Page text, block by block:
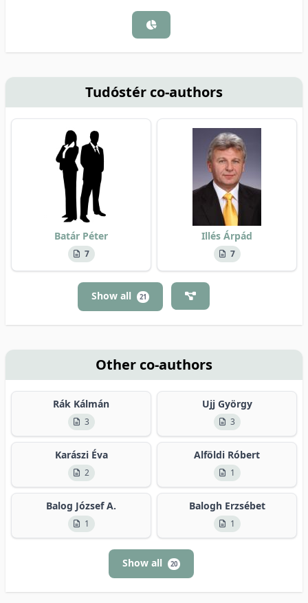
Tudóstér co-authors
Batár Péter
7
Illés Árpád
7
Show all 21
Other co-authors
Rák Kálmán
3
Ujj György
3
Karászi Éva
2
Alföldi Róbert
1
Balog József A.
1
Balogh Erzsébet
1
Show all 20